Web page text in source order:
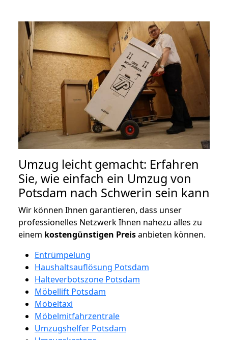
Umzug leicht gemacht: Erfahren
Sie, wie einfach ein Umzug von
Potsdam nach Schwerin sein kann
Wir können Ihnen garantieren, dass unser
professionelles Netzwerk Ihnen nahezu alles zu
einem kostengünstigen Preisanbieten können.
Entrümpelung
Haushaltsauflösung Potsdam
Halteverbotszone Potsdam
Möbellift Potsdam
Möbeltaxi
Möbelmitfahrzentrale
Umzugshelfer Potsdam